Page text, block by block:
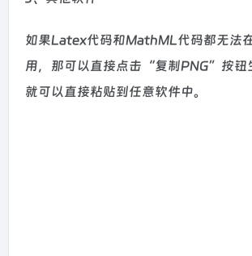
如果Latex代码和MathML代码都无法
用，那可以直接点击“复制PNG”按钮
就可以直接粘贴到任意软件中。